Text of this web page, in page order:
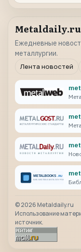
Metaldaily.ru
Ежедневные
металлургии.
Лента новостей
©2026 Metaldaily.ru
Использование
источник.